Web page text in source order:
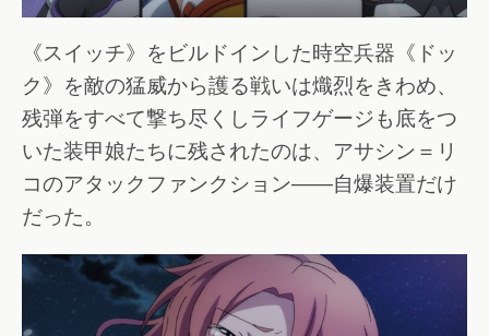
《スイッチ》をビルドインした時空兵器《ドッ
ク》を敵の猛威から護る戦いは熾烈をきわめ、
残弾をすべて撃ち尽くしライフゲージも底をつ
いた装甲娘たちに残されたのは、アサシン＝リ
コのアタックファンクション――自爆装置だけ
だった。